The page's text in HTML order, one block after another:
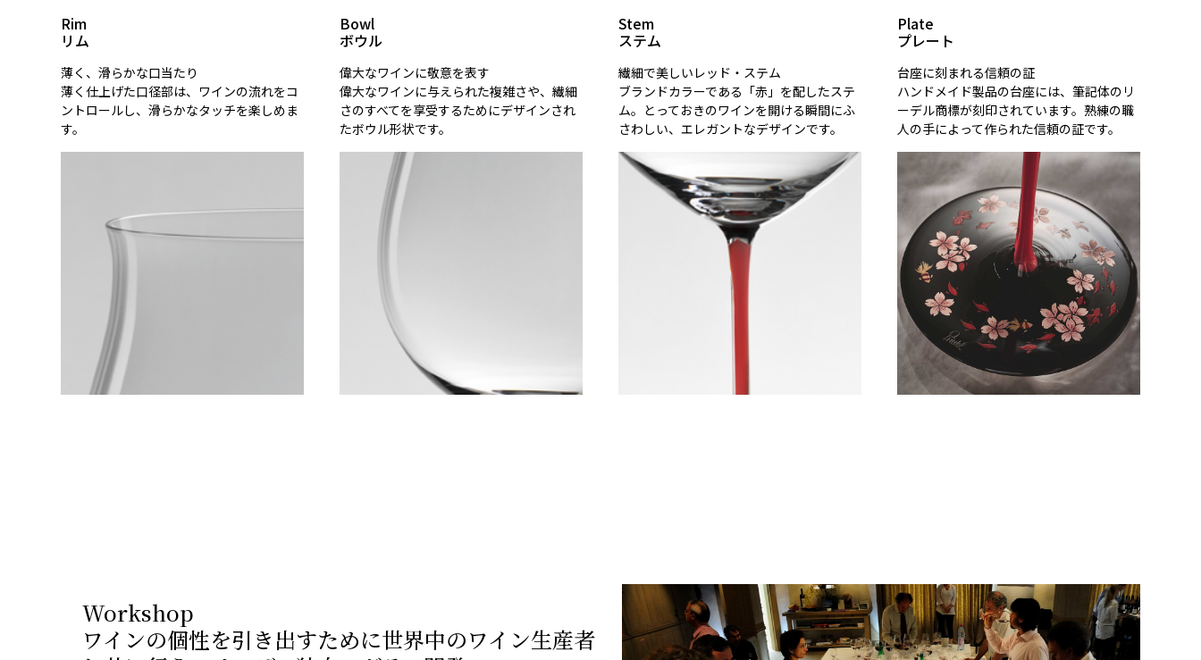
Rim
リム
薄く、滑らかな口当たり
薄く仕上げた口径部は、ワインの流れをコ
ントロールし、滑らかなタッチを楽しめま
す。
Bowl
ボウル
偉大なワインに敬意を表す
偉大なワインに与えられた複雑さや、繊細
さのすべてを享受するためにデザインされ
たボウル形状です。
Stem
ステム
繊細で美しいレッド・ステム
ブランドカラーである「赤」を配したステ
ム。とっておきのワインを開ける瞬間にふ
さわしい、エレガントなデザインです。
Plate
プレート
台座に刻まれる信頼の証
ハンドメイド製品の台座には、筆記体のリ
ーデル商標が刻印されています。熟練の職
人の手によって作られた信頼の証です。
Workshop
ワインの個性を引き出すために世界中のワイン生産者